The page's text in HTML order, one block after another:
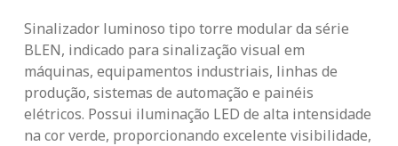
Sinalizador luminoso tipo torre modular da série
BLEN, indicado para sinalização visual em
máquinas, equipamentos industriais, linhas de
produção, sistemas de automação e painéis
elétricos. Possui iluminação LED de alta intensidade
na cor verde, proporcionando excelente visibilidade,